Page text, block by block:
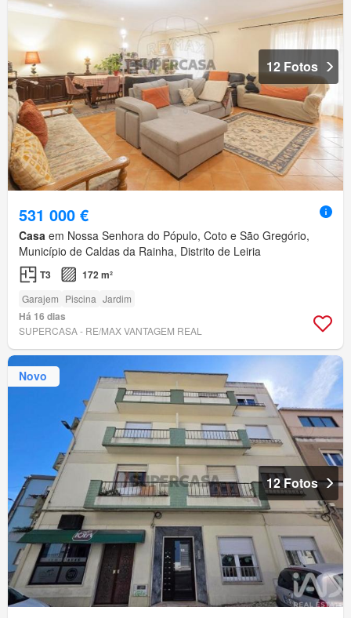
12 Fotos
531 000 €
Casa em Nossa Senhora do Pópulo, Coto e São Gregório,
Município de Caldas da Rainha, Distrito de Leiria
T3 172 m²
Garajem Piscina Jardim
Há 16 dias
SUPERCASA - RE/MAX VANTAGEM REAL
Novo
12 Fotos